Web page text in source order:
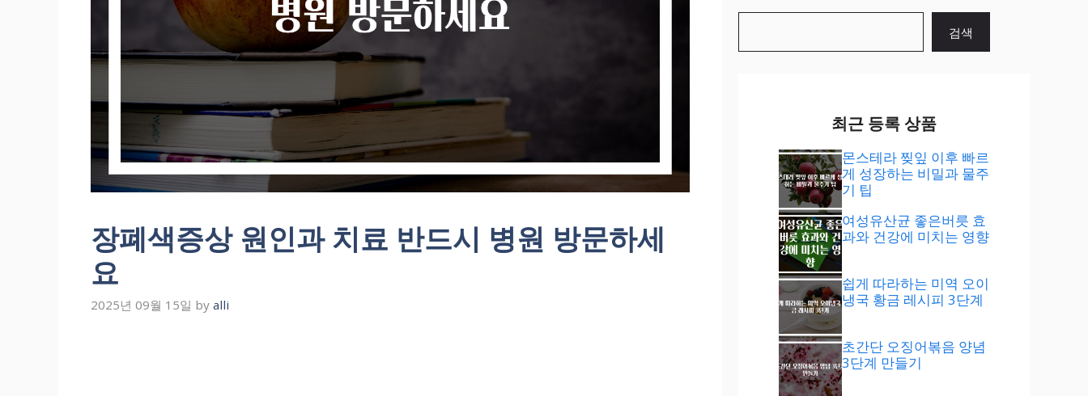
장폐색증상 원인과 치료 반드시 병원 방문하세
요
2025년 09월 15일 by alli
검색
최근 등록 상품
몬스테라 찢잎 이후 빠르
게 성장하는 비밀과 물주
기 팁
여성유산균 좋은버릇 효
과와 건강에 미치는 영향
쉽게 따라하는 미역 오이
냉국 황금 레시피 3단계
초간단 오징어볶음 양념
3단계 만들기